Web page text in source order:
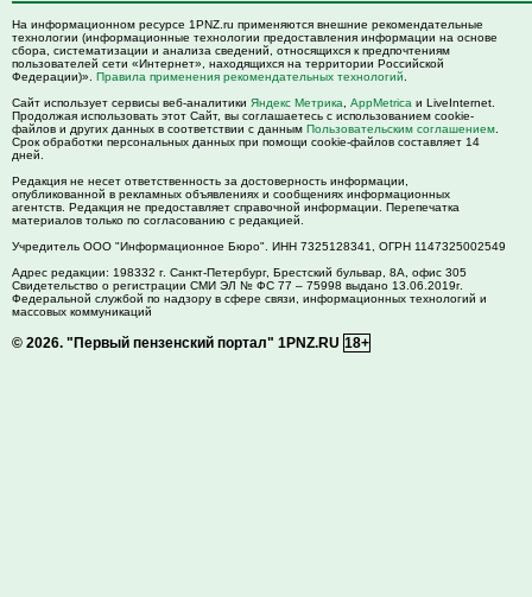
На информационном ресурсе 1PNZ.ru применяются внешние рекомендательные
технологии (информационные технологии предоставления информации на основе
сбора, систематизации и анализа сведений, относящихся к предпочтениям
пользователей сети «Интернет», находящихся на территории Российской
Федерации)». Правила применения рекомендательных технологий
Сайт использует сервисы веб-аналитики Яндекс Метрика AppMetrica и LiveInternet.
Продолжая использовать этот Сайт, вы соглашаетесь с использованием cookie-
файлов и других данных в соответствии с данным Пользовательским соглашением
Срок обработки персональных данных при помощи cookie-файлов составляет 14
дней.
Редакция не несет ответственность за достоверность информации,
опубликованной в рекламных объявлениях и сообщениях информационных
агентств. Редакция не предоставляет справочной информации. Перепечатка
материалов только по согласованию с редакцией.
Учредитель ООО "Информационное Бюро". ИНН 7325128341, ОГРН 1147325002549
Адрес редакции: 198332 г. Санкт-Петербург, Брестский бульвар, 8А, офис 305
Свидетельство о регистрации СМИ ЭЛ № ФС 77 – 75998 выдано 13.06.2019г.
Федеральной службой по надзору в сфере связи, информационных технологий и
массовых коммуникаций
© 2026. "Первый пензенский портал" 1PNZ.RU 18+